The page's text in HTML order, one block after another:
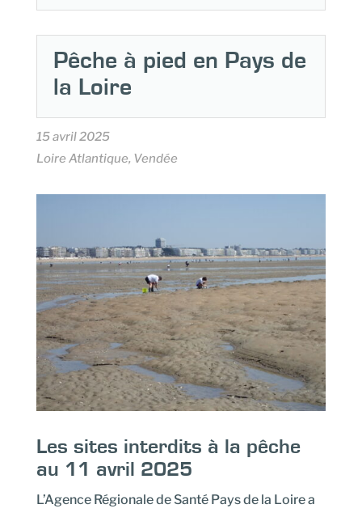
Pêche à pied en Pays de
la Loire
15 avril 2025
Loire Atlantique, Vendée
Les sites interdits à la pêche
au 11 avril 2025
L’Agence Régionale de Santé Pays de la Loire a